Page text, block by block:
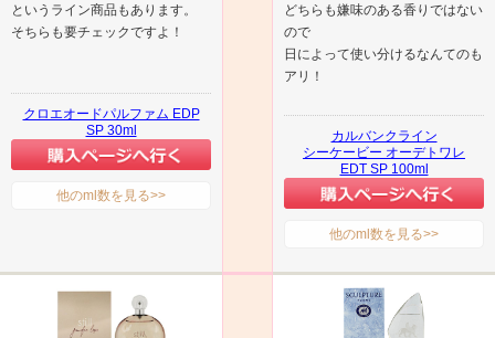
というライン商品もあります。
そちらも要チェックですよ！
クロエオードパルファム EDP
SP 30ml
他のml数を見る>>
どちらも嫌味のある香りではない
ので
日によって使い分けるなんてのも
アリ！
カルバンクライン
シーケービー オーデトワレ
EDT SP 100ml
他のml数を見る>>